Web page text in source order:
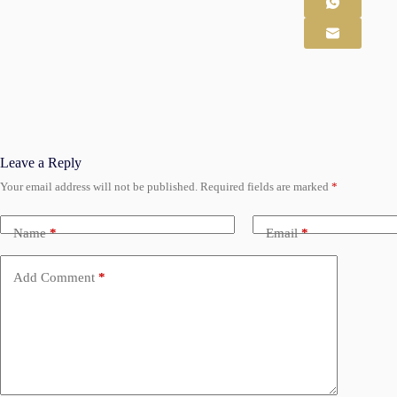
Leave a Reply
Your email address will not be published. Required fields are marked *
Name* Email*
Add Comment *